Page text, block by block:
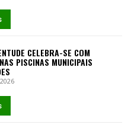
CELEBRA-SE COM
PISCINAS MUNICIPAIS